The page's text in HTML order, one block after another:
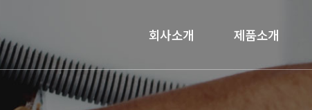
회사소개 제품소개